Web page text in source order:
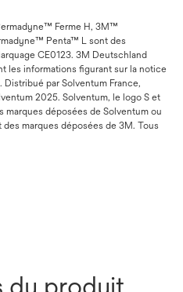
Ferme H, 3M™
Penta™ L sont des
CE0123. 3M Deutschland
les informations figurant sur la notice
Distribué par Solventum France,
2025. Solventum, le logo S et
marques déposées de Solventum ou
marques déposées de 3M. Tous
du produit